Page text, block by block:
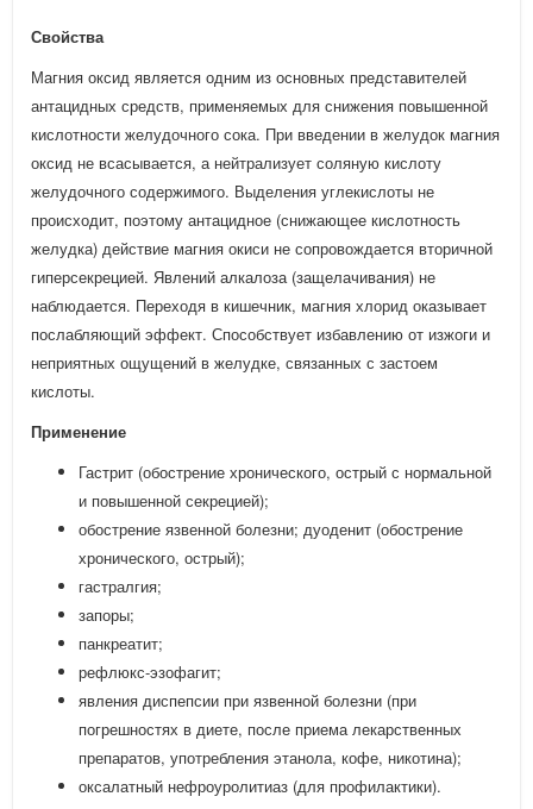
Свойства
Магния оксид является одним из основных представителей
антацидных средств, применяемых для снижения повышенной
кислотности желудочного сока. При введении в желудок магния
оксид не всасывается, а нейтрализует соляную кислоту
желудочного содержимого. Выделения углекислоты не
происходит, поэтому антацидное (снижающее кислотность
желудка) действие магния окиси не сопровождается вторичной
гиперсекрецией. Явлений алкалоза (защелачивания) не
наблюдается. Переходя в кишечник, магния хлорид оказывает
послабляющий эффект. Способствует избавлению от изжоги и
неприятных ощущений в желудке, связанных с застоем
кислоты.
Применение
Гастрит (обострение хронического, острый с нормальной
и повышенной секрецией);
обострение язвенной болезни; дуоденит (обострение
хронического, острый);
гастралгия;
запоры;
панкреатит;
рефлюкс-эзофагит;
явления диспепсии при язвенной болезни (при
погрешностях в диете, после приема лекарственных
препаратов, употребления этанола, кофе, никотина);
оксалатный нефроуролитиаз (для профилактики).